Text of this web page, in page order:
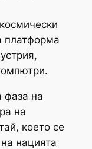
платформа
фаза на
на
което се
нацията